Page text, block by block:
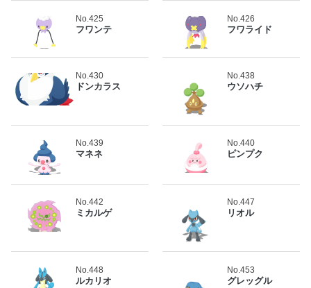
No.425
フワンテ
No.426
フワライド
No.430
ドンカラス
No.438
ウソハチ
No.439
マネネ
No.440
ピンプク
No.442
ミカルゲ
No.447
リオル
No.448
ルカリオ
No.453
グレッグル